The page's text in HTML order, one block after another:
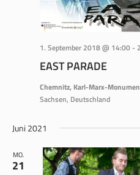
EAST PARADE
1. September 2018 @ 14:00-
Chemnitz, Karl-Marx-
Sachsen, Deutschland
Juni 2021
MO.
21